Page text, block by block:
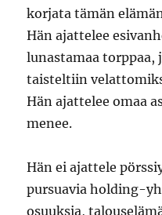
korjata tämän
Hän ajattelee
lunastamaa
taisteltiin
Hän ajattelee omaa
menee.
Hän ei ajattele
pursuavia holding-
osuuksia,